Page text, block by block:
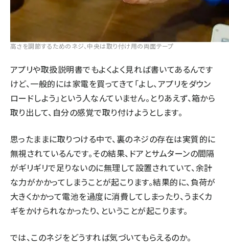
高さを調節するためのネジ、中央は取り付け用の両面テープ
アプリや取扱説明書でもよくよく見れば書いてあるんです
けど、一般的には家電を買ってきて「よし、アプリをダウン
ロードしよう」という人なんていません。とりあえず、箱から
取り出して、自分の感覚で取り付けようとします。
思ったままに取りつける中で、裏のネジの存在は実質的に
無視されているんです。その結果、ドアとサムターンの間隔
がギリギリで足りないのに無理して設置されていて、余計
な力がかかってしまうことが起こります。結果的に、負荷が
大きくかかって電池を過度に消費してしまったり、うまくカ
ギをかけられなかったり、ということが起こります。
では、このネジをどうすれば気づいてもらえるのか。